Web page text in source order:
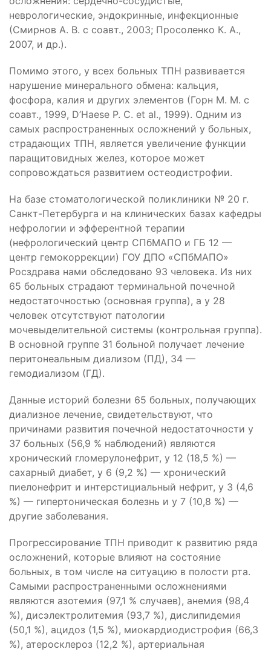
неврологические, эндокринные, инфекционные
(Смирнов А. В. с соавт., 2003; Просоленко К. А.,
2007, и др.).
Помимо этого, у всех больных ТПН развивается
нарушение минерального обмена: кальция,
фосфора, калия и других элементов (Горн М. М. с
соавт., 1999, D’Haese P. C. et al., 1999). Одним из
самых распространенных осложнений у больных,
страдающих ТПН, является увеличение функции
паращитовидных желез, которое может
сопровождаться развитием остеодистрофии.
На базе стоматологической поликлиники № 20 г.
Санкт-Петербурга и на клинических базах кафедры
нефрологии и эфферентной терапии
(нефрологический центр СПбМАПО и ГБ 12 —
центр гемокоррекции) ГОУ ДПО «СПбМАПО»
Росздрава нами обследовано 93 человека. Из них
65 больных страдают терминальной почечной
недостаточностью (основная группа), а у 28
человек отсутствуют патологии
мочевыделительной системы (контрольная группа).
В основной группе 31 больной получает лечение
перитонеальным диализом (ПД), 34 —
гемодиализом (ГД).
Данные историй болезни 65 больных, получающих
диализное лечение, свидетельствуют, что
причинами развития почечной недостаточности у
37 больных (56,9 % наблюдений) являются
хронический гломерулонефрит, у 12 (18,5 %) —
сахарный диабет, у 6 (9,2 %) — хронический
пиелонефрит и интерстициальный нефрит, у 3 (4,6
%) — гипертоническая болезнь и у 7 (10,8 %) —
другие заболевания.
Прогрессирование ТПН приводит к развитию ряда
осложнений, которые влияют на состояние
больных, в том числе на ситуацию в полости рта.
Самыми распространенными осложнениями
являются азотемия (97,1 % случаев), анемия (98,4
%), дисэлектролитемия (93,7 %), дислипидемия
(50,1 %), ацидоз (1,5 %), миокардиодистрофия (66,3
%), атеросклероз (12,2 %), артериальная